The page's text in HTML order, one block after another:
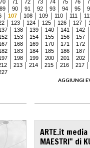
70 71 72 73 74 75 76
89 90 91 92 93 94 95
107 108 109 110 111
123 124 125 126 127
138 139 140 141
142
153 154 155 156
157
168 169 170 171
172
183 184 185 186
187
198 199 200 201
202
213 214 215 216
217
AGGIUNGI
ARTE.it
MAESTRI" di